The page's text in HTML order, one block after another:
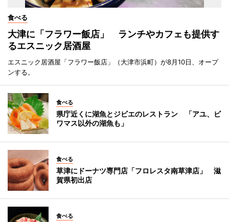
食べる
大津に「フラワー飯店」 ランチやカフェも提供す
るエスニック居酒屋
エスニック居酒屋「フラワー飯店」（大津市浜町）が8月10日、オープ
ンする。
食べる
県庁近くに湖魚とジビエのレストラン 「アユ、ビ
ワマス以外の湖魚も」
食べる
草津にドーナツ専門店「フロレスタ南草津店」 滋
賀県初出店
食べる